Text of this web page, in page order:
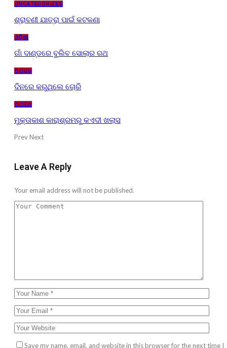
UNCATEGORIZED
ଶ୍ରାବଣୀ ଯାତ୍ରା ପାଇଁ କଟକଣା
ଓଡ଼ିଶା
ଗାଁ ଦାଣ୍ଡରେ ବୁଲିବ ସୋଲାର ରଥ
ଅପରାଧ
ଦିନରେ କରୁଥିଲେ ଚୋରି
ଅପରାଧ
ମୁକ୍ତାକାଶ କାରାଶ୍ରମରୁ କଏଦୀ ଖଲାସ
PrevNext
Leave A Reply
Your email address will not be published.
Save my name, email, and website in this browser for the next time I